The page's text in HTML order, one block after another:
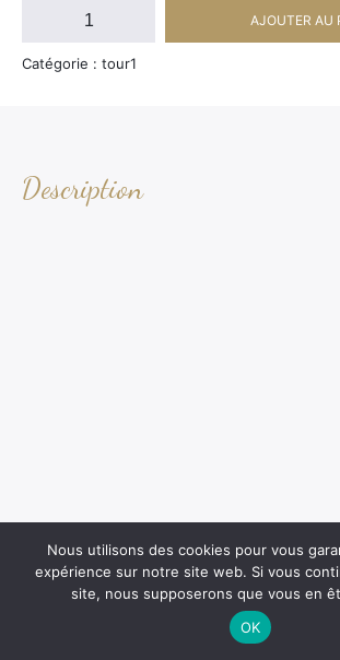
quantité
2026_FSGT_Samedi_tour1_092
AJOUTER AU
Catégorie : tour1
Description
Nous utilisons des cookies pour vous
expérience sur notre site web. Si vous
site, nous supposerons que vous en
OK